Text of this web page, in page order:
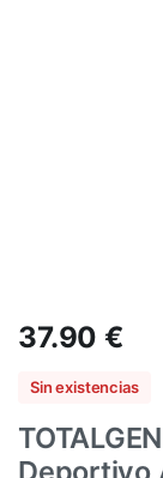
37.90€
Sin existencias